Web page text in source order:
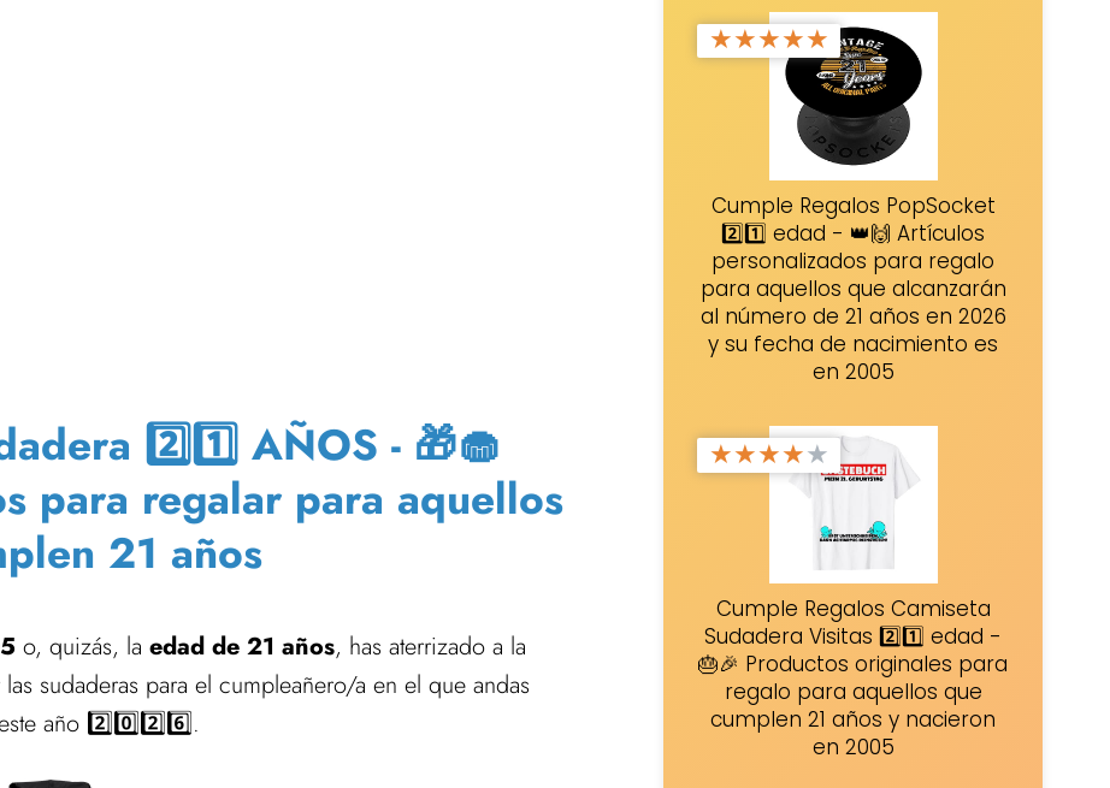
2️⃣1️⃣ AÑOS - 🎁🧁
para regalar para aquellos
21 años
o, quizás, la edad de 21 años, has aterrizado a la
sudaderas para el cumpleañero/a en el que andas
año 2️⃣0️⃣2️⃣6️⃣.
★★★★★
Cumple Regalos PopSocket
2️⃣1️⃣ edad - 👑🙌 Artículos
personalizados para regalo
para aquellos que alcanzarán
al número de 21 años en 2026
y su fecha de nacimiento es
en 2005
★★★★★
Cumple Regalos Camiseta
Sudadera Visitas 2️⃣1️⃣ edad -
🎂🎉 Productos originales para
regalo para aquellos que
cumplen 21 años y nacieron
en 2005